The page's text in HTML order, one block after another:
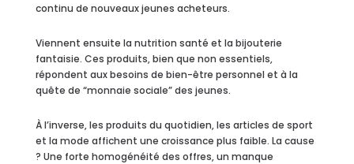
continu de nouveaux jeunes acheteurs.
Viennent ensuite la nutrition santé et la bijouterie
fantaisie. Ces produits, bien que non essentiels,
répondent aux besoins de bien-être personnel et à la
quête de “monnaie sociale” des jeunes.
À l’inverse, les produits du quotidien, les articles de sport
et la mode affichent une croissance plus faible. La cause
? Une forte homogénéité des offres, un manque